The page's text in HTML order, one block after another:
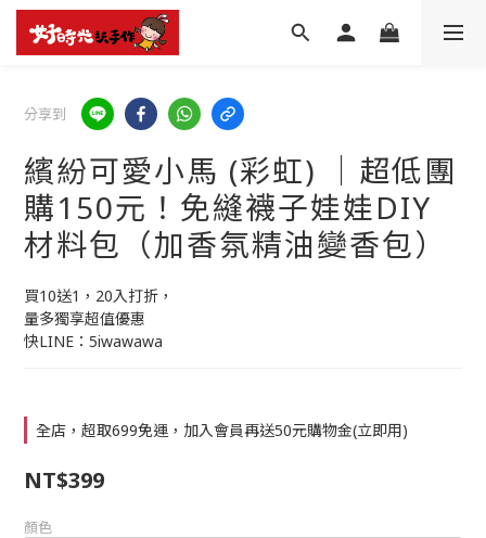
分享到
繽紛可愛小馬 (彩虹) │超低團
購150元！免縫襪子娃娃DIY
材料包（加香氛精油變香包）
買10送1，20入打折，
量多獨享超值優惠
快LINE：5iwawawa
全店，超取699免運，加入會員再送50元購物金(立即用)
NT$399
顏色